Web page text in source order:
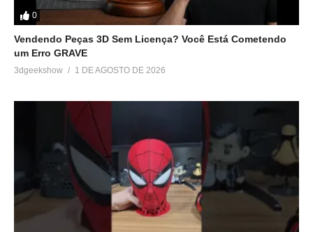
0
Vendendo Peças 3D Sem Licença? Você Está Cometendo
um Erro GRAVE
3dgeekshow 1 DE AGOSTO DE 2026